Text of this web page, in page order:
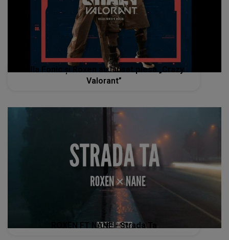
Killa Fonic și Roxen au lansat piesa „Crazy
Valorant”
ROXEN FT NANE - Strada Ta